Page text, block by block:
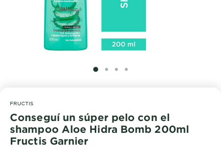
SLIDE 1
SLIDE 2
SLIDE 3
SLIDE 4
FRUCTIS
Conseguí un súper pelo con el
shampoo Aloe Hidra Bomb 200ml
Fructis Garnier